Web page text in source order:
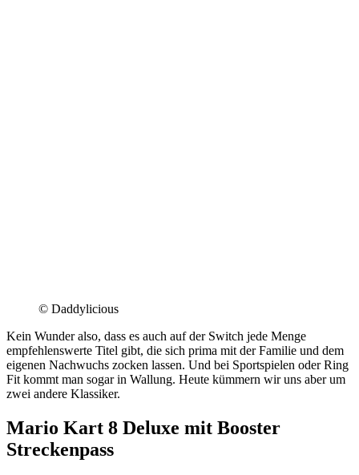
© Daddylicious
Kein Wunder also, dass es auch auf der Switch jede Menge
empfehlenswerte Titel gibt, die sich prima mit der Familie und dem
eigenen Nachwuchs zocken lassen. Und bei Sportspielen oder Ring
Fit kommt man sogar in Wallung. Heute kümmern wir uns aber um
zwei andere Klassiker.
Mario Kart 8 Deluxe mit Booster
Streckenpass